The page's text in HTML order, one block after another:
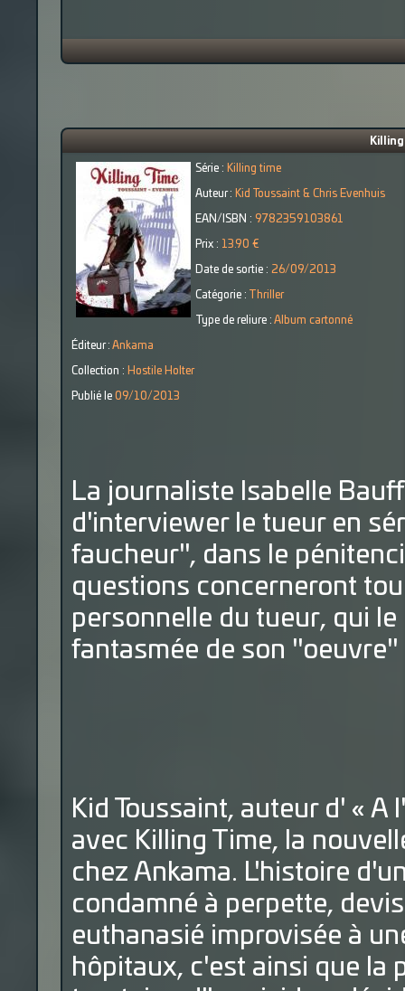
Série : Killing time
Auteur : Kid Toussaint & Chris Evenhuis
EAN/ISBN : 9782359103861
Prix : 13.90 €
Date de sortie : 26/09/2013
Catégorie : Thriller
Type de reliure : Album cartonné
Éditeur : Ankama
Collection : Hostile Holter
Publié le 09/10/2013
La journaliste Isabelle
d'interviewer le tueur en
faucheur", dans le
questions concerneront
personnelle du tueur, qui
fantasmée de son "oeuvre"
Kid Toussaint, auteur d' «
avec Killing Time, la
chez Ankama. L'histoire
condamné à perpette,
euthanasié improvisée à
hôpitaux, c'est ainsi que la